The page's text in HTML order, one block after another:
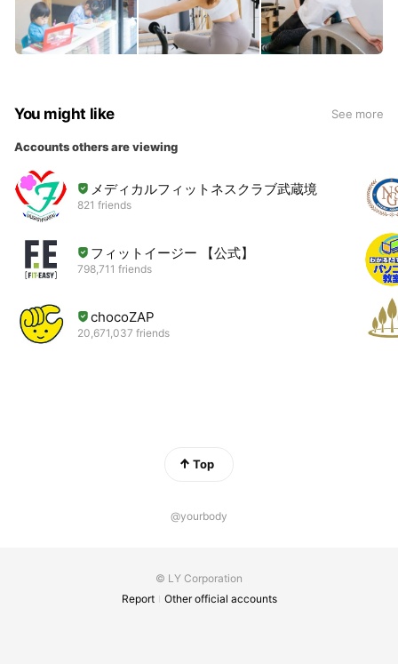
You might like See more
Accounts others are viewing
メディカルフィットネスクラブ武蔵境
821 friends
フィットイージー 【公式】
798,711 friends
chocoZAP
20,671,037 friends
Top
@yourbody
© LY Corporation
Report
Other official accounts